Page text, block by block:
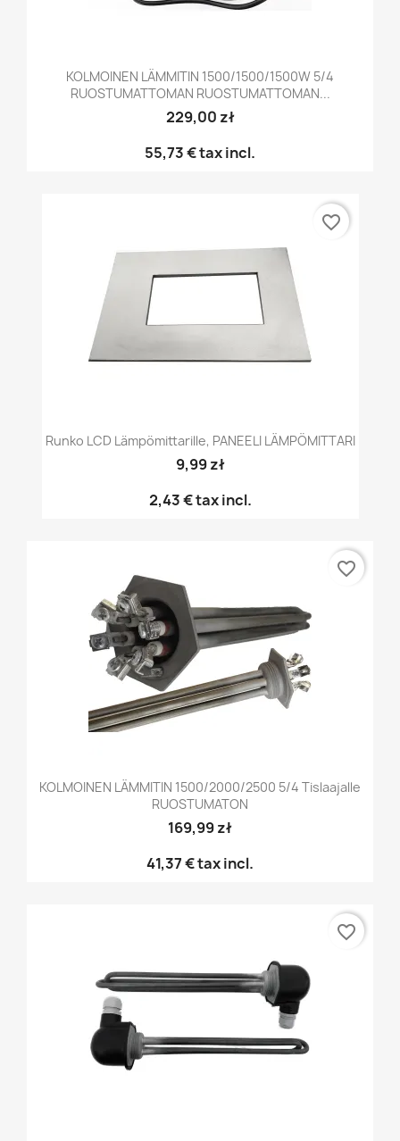
KOLMOINEN LÄMMITIN 1500/1500/1500W 5/4
RUOSTUMATTOMAN RUOSTUMATTOMAN...
229,00 zł
55,73 €tax incl.
Runko LCD Lämpömittarille, PANEELI LÄMPÖMITTARI
9,99 zł
2,43 €tax incl.
favorite_border
KOLMOINEN LÄMMITIN 1500/2000/2500 5/4 Tislaajalle
RUOSTUMATON
169,99 zł
41,37 €tax incl.
favorite_border
favorite_border